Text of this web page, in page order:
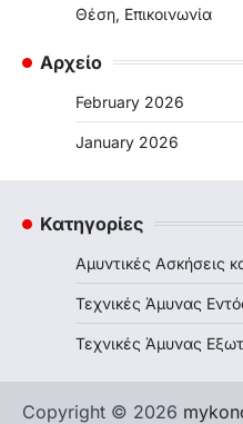
Θέση, Επικοινωνία
Αρχείο
February 2026
January 2026
Κατηγορίες
Αμυντικές Ασκήσεις
Τεχνικές Άμυνας
Τεχνικές Άμυνας
Copyright © 2026